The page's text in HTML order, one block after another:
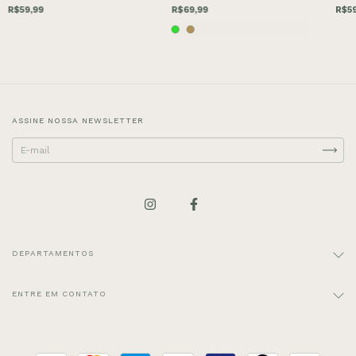
R$59,99 R$69,99
ASSINE NOSSA NEWSLETTER
DEPARTAMENTOS
ENTRE EM CONTATO